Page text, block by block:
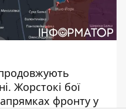
Жорстокі бої
фронту у